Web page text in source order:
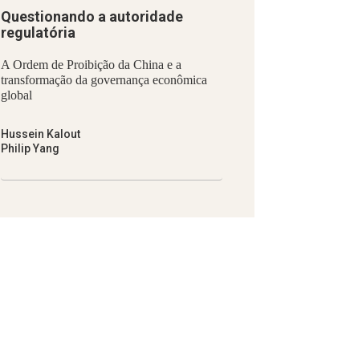
Questionando a autoridade
regulatória
A Ordem de Proibição da China e a
transformação da governança econômica
global
Hussein Kalout
Philip Yang